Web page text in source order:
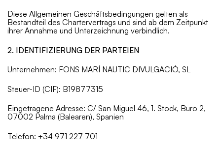
Diese Allgemeinen Geschäftsbedingungen gelten als
Bestandteil des Chartervertrags und sind ab dem Zeitpunkt
ihrer Annahme und Unterzeichnung verbindlich.
2. IDENTIFIZIERUNG DER PARTEIEN
Unternehmen: FONS MARÍ NAUTIC DIVULGACIÓ, SL
Steuer-ID (CIF): B19877315
Eingetragene Adresse: C/ San Miguel 46, 1. Stock, Büro 2,
07002 Palma (Balearen), Spanien
Telefon: +34 971 227 701